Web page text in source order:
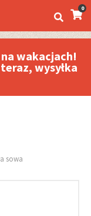
0
wakacjach!
wysyłka
sowa